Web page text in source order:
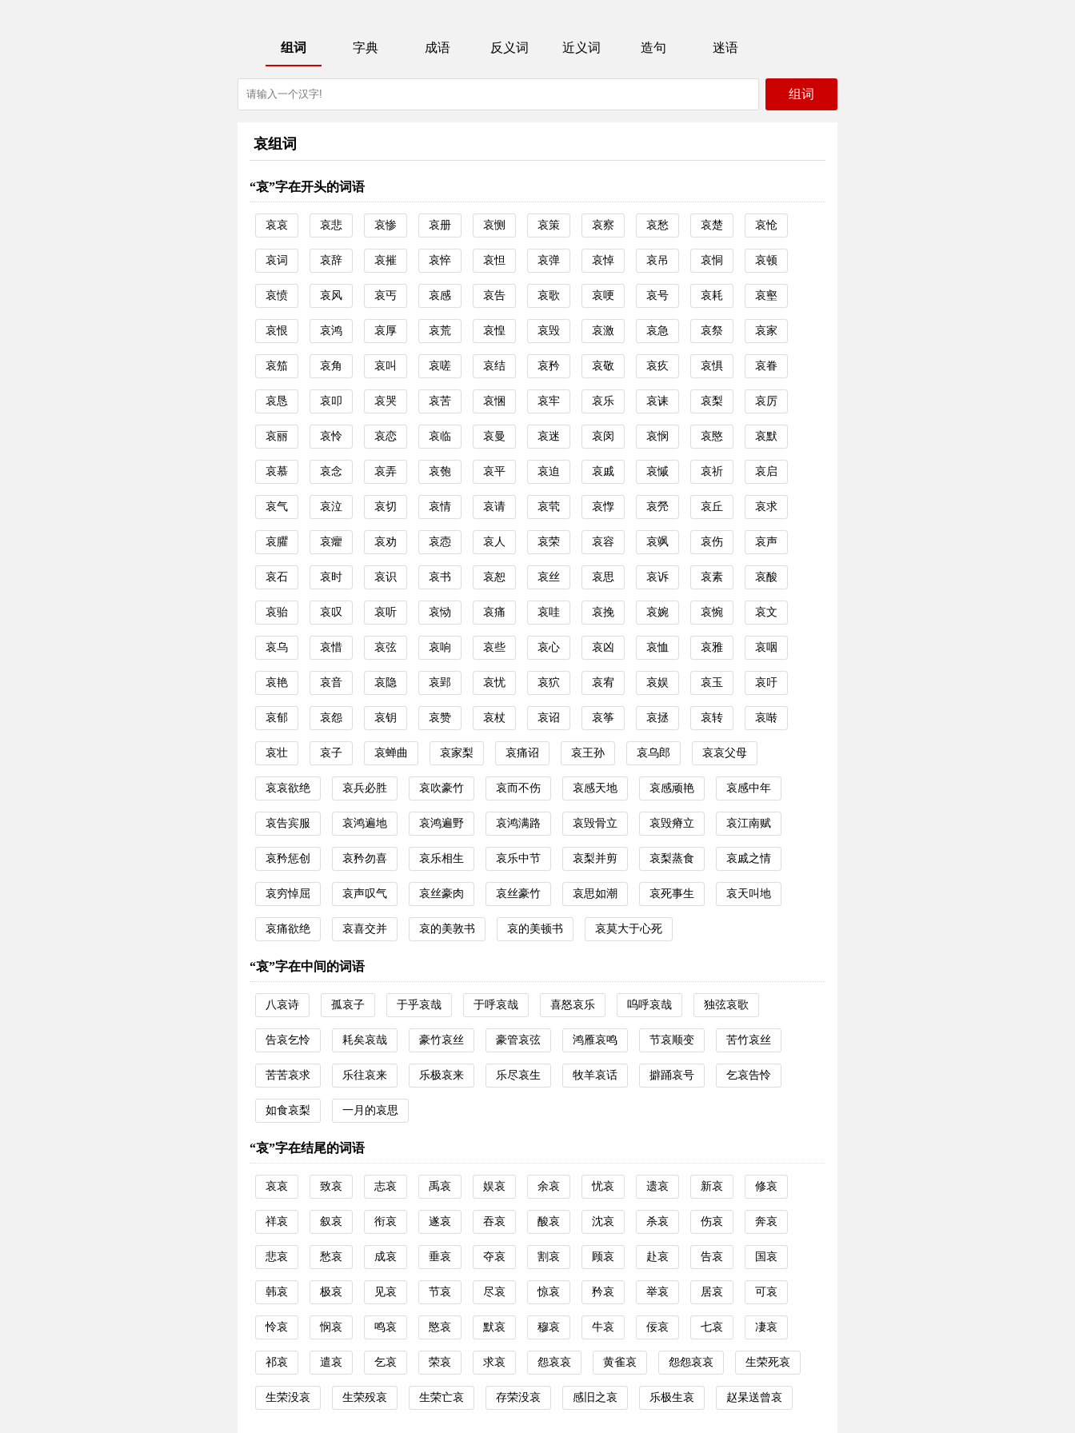
组词 字典 成语 反义词 近义词 造句 迷语
哀组词
“哀”字在开头的词语
哀哀 哀悲 哀惨 哀册 哀恻 哀策 哀察 哀愁 哀楚 哀怆
哀词 哀辞 哀摧 哀悴 哀怛 哀弹 哀悼 哀吊 哀恫 哀顿
哀愤 哀风 哀丐 哀感 哀告 哀歌 哀哽 哀号 哀耗 哀壑
哀恨 哀鸿 哀厚 哀荒 哀惶 哀毁 哀激 哀急 哀祭 哀家
哀笳 哀角 哀叫 哀嗟 哀结 哀矜 哀敬 哀疚 哀惧 哀眷
哀恳 哀叩 哀哭 哀苦 哀悃 哀牢 哀乐 哀诔 哀梨 哀厉
哀丽 哀怜 哀恋 哀临 哀曼 哀迷 哀闵 哀悯 哀愍 哀默
哀慕 哀念 哀弄 哀匏 哀平 哀迫 哀戚 哀慽 哀祈 哀启
哀气 哀泣 哀切 哀情 哀请 哀茕 哀惸 哀焭 哀丘 哀求
哀臞 哀癯 哀劝 哀悫 哀人 哀荣 哀容 哀飒 哀伤 哀声
哀石 哀时 哀识 哀书 哀恕 哀丝 哀思 哀诉 哀素 哀酸
哀骀 哀叹 哀听 哀恸 哀痛 哀哇 哀挽 哀婉 哀惋 哀文
哀乌 哀惜 哀弦 哀响 哀些 哀心 哀凶 哀恤 哀雅 哀咽
哀艳 哀音 哀隐 哀郢 哀忧 哀狖 哀宥 哀娱 哀玉 哀吁
哀郁 哀怨 哀钥 哀赞 哀杖 哀诏 哀筝 哀拯 哀转 哀啭
哀壮 哀子 哀蝉曲 哀家梨 哀痛诏 哀王孙 哀乌郎 哀哀父母
哀哀欲绝 哀兵必胜 哀吹豪竹 哀而不伤 哀感天地 哀感顽艳 哀感中年
哀告宾服 哀鸿遍地 哀鸿遍野 哀鸿满路 哀毁骨立 哀毁瘠立 哀江南赋
哀矜惩创 哀矜勿喜 哀乐相生 哀乐中节 哀梨并剪 哀梨蒸食 哀戚之情
哀穷悼屈 哀声叹气 哀丝豪肉 哀丝豪竹 哀思如潮 哀死事生 哀天叫地
哀痛欲绝 哀喜交并 哀的美敦书 哀的美顿书 哀莫大于心死
“哀”字在中间的词语
八哀诗 孤哀子 于乎哀哉 于呼哀哉 喜怒哀乐 呜呼哀哉 独弦哀歌
告哀乞怜 耗矣哀哉 豪竹哀丝 豪管哀弦 鸿雁哀鸣 节哀顺变 苦竹哀丝
苦苦哀求 乐往哀来 乐极哀来 乐尽哀生 牧羊哀话 擗踊哀号 乞哀告怜
如食哀梨 一月的哀思
“哀”字在结尾的词语
哀哀 致哀 志哀 禹哀 娱哀 余哀 忧哀 遗哀 新哀 修哀
祥哀 叙哀 衔哀 遂哀 吞哀 酸哀 沈哀 杀哀 伤哀 奔哀
悲哀 愁哀 成哀 垂哀 夺哀 割哀 顾哀 赴哀 告哀 国哀
韩哀 极哀 见哀 节哀 尽哀 惊哀 矜哀 举哀 居哀 可哀
怜哀 悯哀 鸣哀 愍哀 默哀 穆哀 牛哀 佞哀 七哀 凄哀
祁哀 遣哀 乞哀 荣哀 求哀 怨哀哀 黄雀哀 怨怨哀哀 生荣死哀
生荣没哀 生荣殁哀 生荣亡哀 存荣没哀 感旧之哀 乐极生哀 赵杲送曾哀